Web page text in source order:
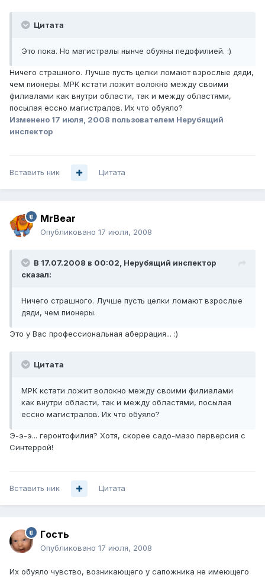
Цитата
Это пока. Но магистралы нынче обуяны педофилией. :)
Ничего страшного. Лучше пусть целки ломают взрослые дяди,
чем пионеры. МРК кстати ложит волокно между своими
филиалами как внутри области, так и между областями,
посылая ессно магистралов. Их что обуяло?
Изменено 17 июля, 2008 пользователем Нерубящий
инспектор
Вставить ник Цитата
MrBear
Опубликовано 17 июля, 2008
В 17.07.2008 в 00:02, Нерубящий инспектор
сказал:
Ничего страшного. Лучше пусть целки ломают взрослые
дяди, чем пионеры.
Это у Вас профессиональная аберрация... :)
Цитата
МРК кстати ложит волокно между своими филиалами
как внутри области, так и между областями, посылая
ессно магистралов. Их что обуяло?
Э-э-э... геронтофилия? Хотя, скорее садо-мазо перверсия с
Синтеррой!
Вставить ник Цитата
Гoсть
Опубликовано 17 июля, 2008
Их обуяло чувство, возникающего у сапожника не имеющего